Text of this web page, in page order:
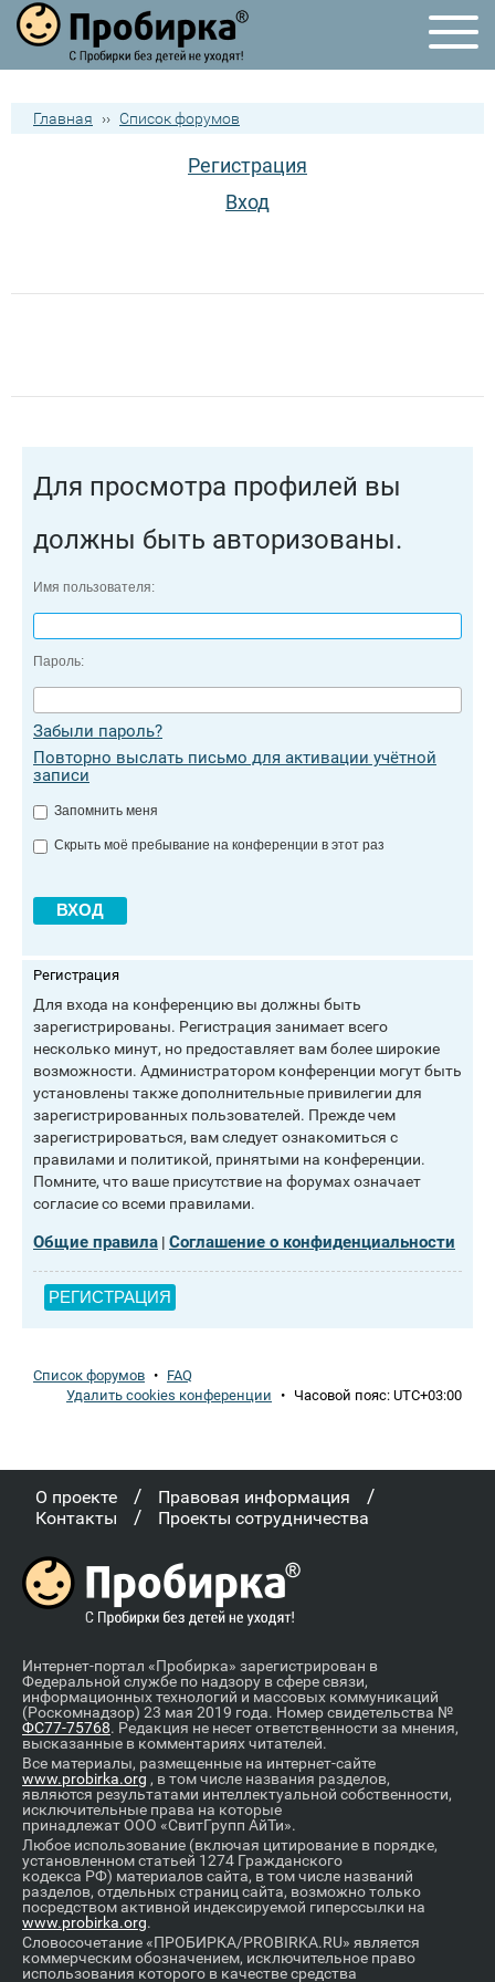
Главная ›› Список форумов
Регистрация
Вход
Для просмотра профилей вы
должны быть авторизованы.
Имя пользователя:
Пароль:
Забыли пароль?
Повторно выслать письмо для активации учётной
записи
Запомнить меня
Скрыть моё пребывание на конференции в этот раз
Регистрация
Для входа на конференцию вы должны быть
зарегистрированы. Регистрация занимает всего
несколько минут, но предоставляет вам более широкие
возможности. Администратором конференции могут быть
установлены также дополнительные привилегии для
зарегистрированных пользователей. Прежде чем
зарегистрироваться, вам следует ознакомиться с
правилами и политикой, принятыми на конференции.
Помните, что ваше присутствие на форумах означает
согласие со всеми правилами.
Общие правила | Соглашение о конфиденциальности
РЕГИСТРАЦИЯ
Список форумов • FAQ
Удалить cookies конференции • Часовой пояс: UTC+03:00
О проекте / Правовая информация /
Контакты / Проекты сотрудничества
Интернет-портал «Пробирка» зарегистрирован в
Федеральной службе по надзору в сфере связи,
информационных технологий и массовых коммуникаций
(Роскомнадзор) 23 мая 2019 года. Номер свидетельства №
ФС77-75768. Редакция не несет ответственности за мнения,
высказанные в комментариях читателей.
Все материалы, размещенные на интернет-сайте
www.probirka.org , в том числе названия разделов,
являются результатами интеллектуальной собственности,
исключительные права на которые
принадлежат ООО «СвитГрупп АйТи».
Любое использование (включая цитирование в порядке,
установленном статьей 1274 Гражданского
кодекса РФ) материалов сайта, в том числе названий
разделов, отдельных страниц сайта, возможно только
посредством активной индексируемой гиперссылки на
www.probirka.org.
Словосочетание «ПРОБИРКА/PROBIRKA.RU» является
коммерческим обозначением, исключительное право
использования которого в качестве средства